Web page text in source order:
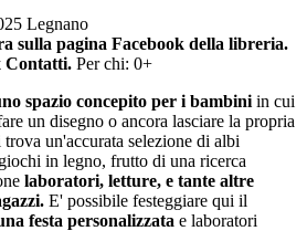
Legnano
sulla pagina Facebook della libreria.
Contatti. Per chi: 0+
spazio concepito per i bambini in cui
un disegno o ancora lasciare la propria
trova un'accurata selezione di albi
in legno, frutto di una ricerca
laboratori, letture, e tante altre
E' possibile festeggiare qui il
festa personalizzata e laboratori